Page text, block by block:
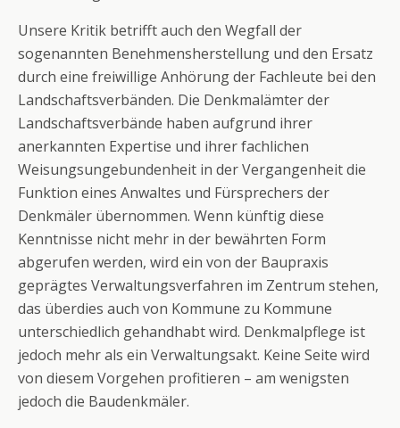
Unsere Kritik betrifft auch den Wegfall der
sogenannten Benehmensherstellung und den Ersatz
durch eine freiwillige Anhörung der Fachleute bei den
Landschaftsverbänden. Die Denkmalämter der
Landschaftsverbände haben aufgrund ihrer
anerkannten Expertise und ihrer fachlichen
Weisungsungebundenheit in der Vergangenheit die
Funktion eines Anwaltes und Fürsprechers der
Denkmäler übernommen. Wenn künftig diese
Kenntnisse nicht mehr in der bewährten Form
abgerufen werden, wird ein von der Baupraxis
geprägtes Verwaltungsverfahren im Zentrum stehen,
das überdies auch von Kommune zu Kommune
unterschiedlich gehandhabt wird. Denkmalpflege ist
jedoch mehr als ein Verwaltungsakt. Keine Seite wird
von diesem Vorgehen profitieren – am wenigsten
jedoch die Baudenkmäler.